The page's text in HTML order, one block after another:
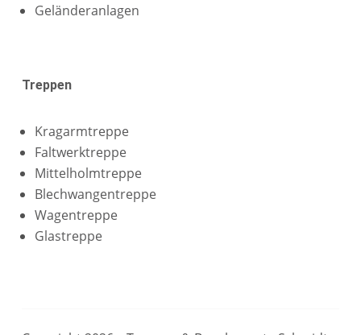
Geländeranlagen
Treppen
Kragarmtreppe
Faltwerktreppe
Mittelholmtreppe
Blechwangentreppe
Wagentreppe
Glastreppe